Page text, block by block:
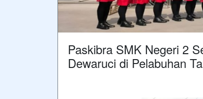
Paskibra SMK Negeri 2
Dewaruci di Pelabuhan